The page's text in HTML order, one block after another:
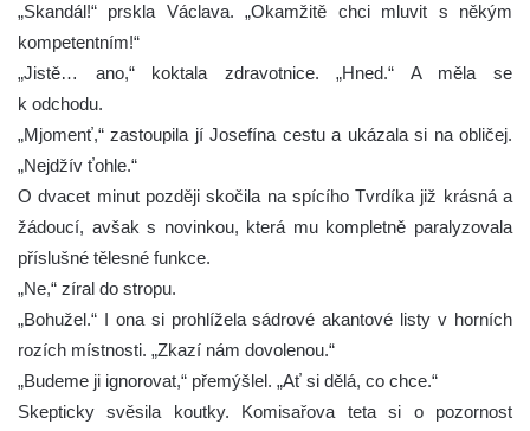
„Skandál!“ prskla Václava. „Okamžitě chci mluvit s někým
kompetentním!“
„Jistě… ano,“ koktala zdravotnice. „Hned.“ A měla se
k odchodu.
„Mjomenť,“ zastoupila jí Josefína cestu a ukázala si na obličej.
„Nejdžív ťohle.“
O dvacet minut později skočila na spícího Tvrdíka již krásná a
žádoucí, avšak s novinkou, která mu kompletně paralyzovala
příslušné tělesné funkce.
„Ne,“ zíral do stropu.
„Bohužel.“ I ona si prohlížela sádrové akantové listy v horních
rozích místnosti. „Zkazí nám dovolenou.“
„Budeme ji ignorovat,“ přemýšlel. „Ať si dělá, co chce.“
Skepticky svěsila koutky. Komisařova teta si o pozornost